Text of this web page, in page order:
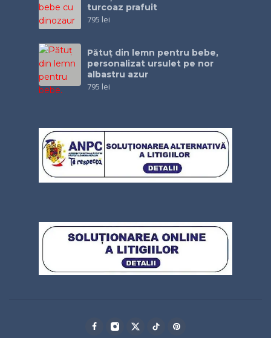
turcoaz prafuit
795 lei
Pătuţ din lemn pentru bebe,
personalizat ursulet pe nor
albastru azur
795 lei